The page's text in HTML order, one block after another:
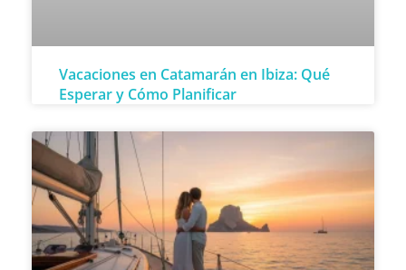
Vacaciones en Catamarán en Ibiza: Qué
Esperar y Cómo Planificar